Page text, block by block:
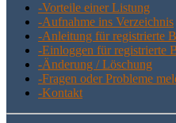
-Vor­tei­le einer Listung
-Auf­nah­me ins Verzeichnis
-Anlei­tung für regis­trier­te
-Ein­log­gen für regis­trier­te
-Ände­rung / Löschung
-Fra­gen oder Pro­ble­me
-Kon­takt